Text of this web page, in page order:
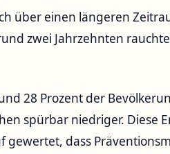
über einen längeren
zwei Jahrzehnten
28 Prozent der
spürbar niedriger. Diese
gewertet, dass